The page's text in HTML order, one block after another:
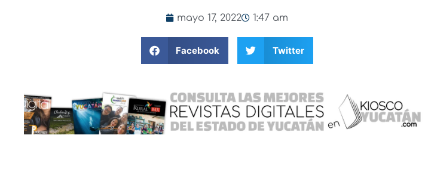
mayo 17, 2022 1:47 am
Facebook Twitter